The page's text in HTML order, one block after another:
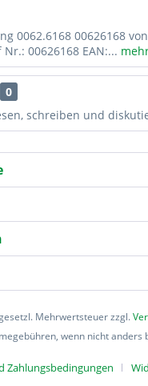
0062.6168 00626168
00626168 EAN:...
0
schreiben und
Mehrwertsteuer zzgl.
wenn nicht anders
Zahlungsbedingungen